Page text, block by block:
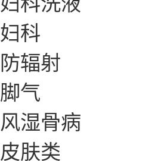
妇科
防辐射
脚气
风湿骨病
皮肤类